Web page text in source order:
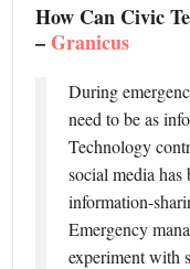
How Can Civic
–Granicus
During
need to be as
Technology
social media has
information-
Emergency
experiment with